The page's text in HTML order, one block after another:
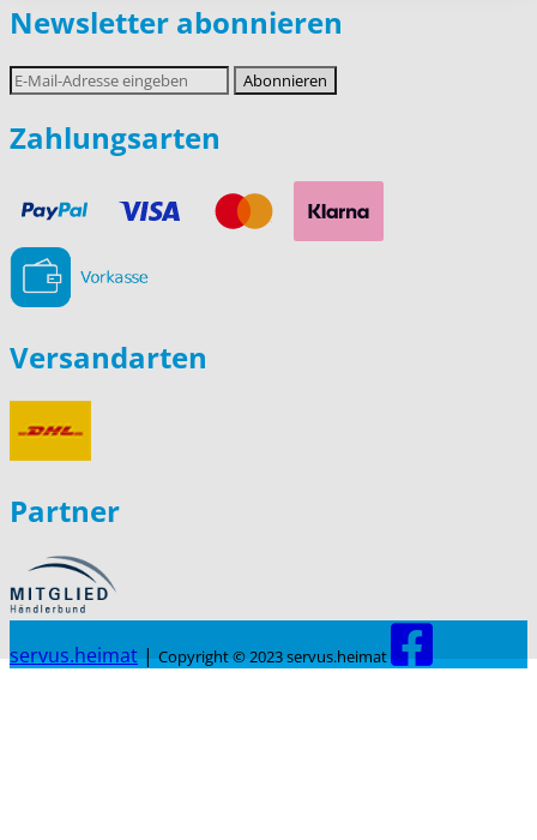
Newsletter abonnieren
E-
Mail-
Adresse
Abonnieren
Zahlungsarten
Versandarten
Partner
servus.heimat | Copyright © 2023 servus.heimat